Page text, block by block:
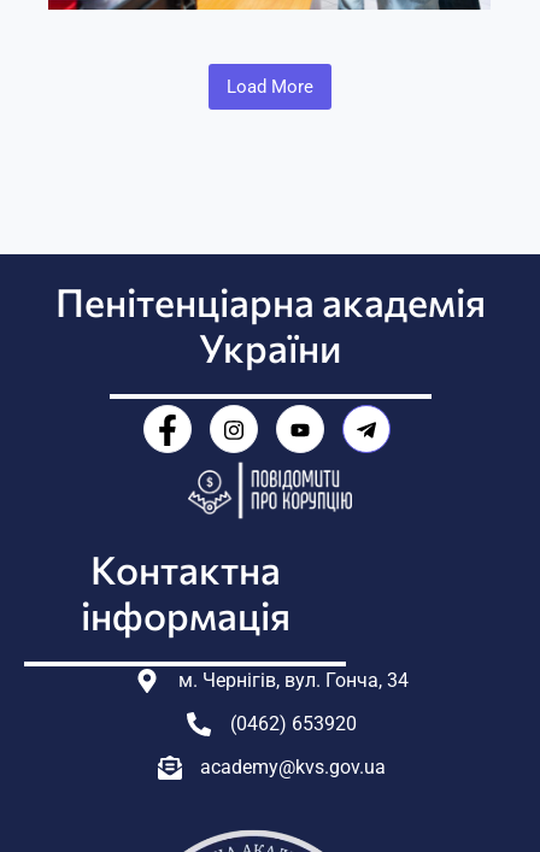
Load More
Пенітенціарна академія
України
Контактна
інформація
м. Чернігів, вул. Гонча, 34
(0462) 653920
academy@kvs.gov.ua